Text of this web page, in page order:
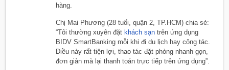
hàng.
Chị Mai Phương (28 tuổi, quận 2, TP.HCM) chia sẻ:
“Tôi thường xuyên đặt khách sạn trên ứng dụng
BIDV SmartBanking mỗi khi đi du lịch hay công tác.
Điều này rất tiện lợi, thao tác đặt phòng nhanh gọn,
đơn giản mà lại thanh toán trực tiếp trên ứng dụng”.